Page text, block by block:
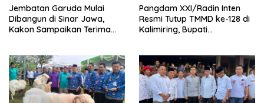
Jembatan Garuda Mulai
Dibangun di Sinar Jawa,
Kakon Sampaikan Terima
Pangdam XXI/Radin Inten
Resmi Tutup TMMD ke-128 di
Kalimiring, Bupati